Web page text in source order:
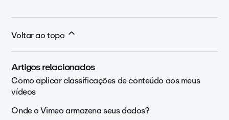
Voltar ao topo
Artigos relacionados
Como aplicar classificações de conteúdo aos meus
vídeos
Onde o Vimeo armazena seus dados?